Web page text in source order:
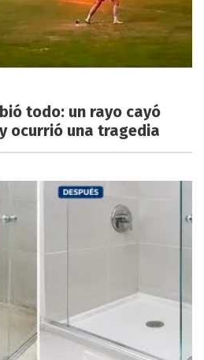
todo: un rayo cayó
ocurrió una tragedia